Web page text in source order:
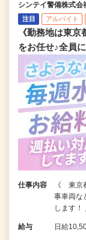
シンテイ警備株式
注目 アルバイト
《勤務地は東
をお任せ♪全員
仕事内容
《 東京
事車両な
します
給与 日給